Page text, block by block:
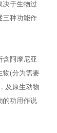
决于生物过
三种功能作
含阿摩尼亚
物(分为需要
及原生动物
的功用作说